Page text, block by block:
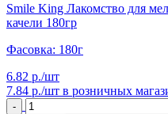
Smile King Лакомство для
качели 180гр
Фасовка: 180г
6.82 р./шт
7.84 р./шт в розничных
-